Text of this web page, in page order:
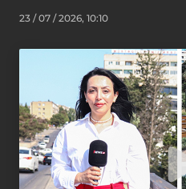
23 / 07 / 2026, 10:10